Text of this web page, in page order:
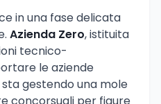
in una fase delicata
Azienda Zero, istituita
tecnico-
le aziende
gestendo una mole
concorsuali per figure